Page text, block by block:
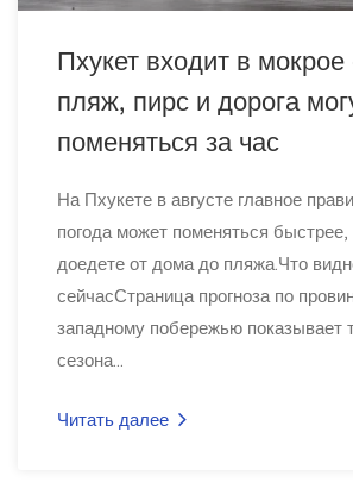
Пхукет входит в мокрое
пляж, пирс и дорога
поменяться за час
На Пхукете в августе главное
погода может поменяться
доедете от дома до пляжа.Что
сейчасСтраница прогноза по
западному побережью показывает
сезона...
Читать далее